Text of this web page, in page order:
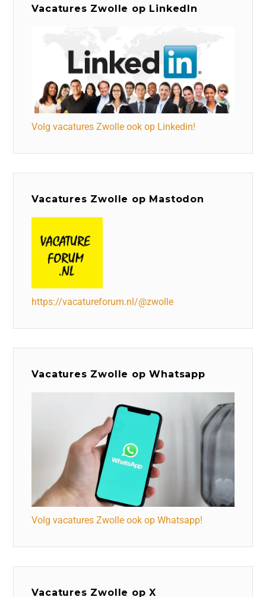
Vacatures Zwolle op LinkedIn
Volg vacatures Zwolle ook op Linkedin!
Vacatures Zwolle op Mastodon
https://vacatureforum.nl/@zwolle
Vacatures Zwolle op Whatsapp
Volg vacatures Zwolle ook op Whatsapp!
Vacatures Zwolle op X